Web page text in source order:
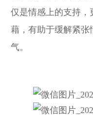
仅是情感上的支持
藉，有助于缓解紧张
气。